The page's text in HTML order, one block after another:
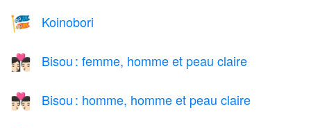
🎏 Koinobori
👩🏻‍❤️‍💋‍👨🏻 Bisou : femme, homme et peau claire
👨🏻‍❤️‍💋‍👨🏻 Bisou : homme, homme et peau claire